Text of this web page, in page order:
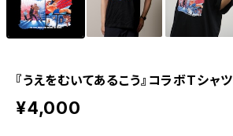
『うえをむいてあるこう』コラボTシャツ
¥4,000